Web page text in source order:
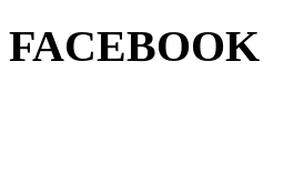
FACEBOOK